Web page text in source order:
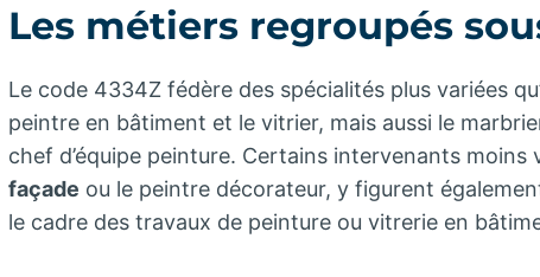
Les métiers regroupés
Le code 4334Z fédère des spécialités plus variées
peintre en bâtiment et le vitrier, mais aussi le
chef d’équipe peinture. Certains intervenants moins
façade ou le peintre décorateur, y figurent
le cadre des travaux de peinture ou vitrerie en